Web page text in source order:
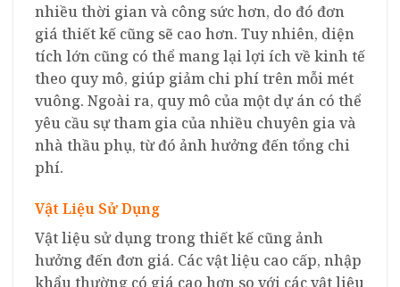
nhiều thời gian và công sức hơn, do đó đơn
giá thiết kế cũng sẽ cao hơn. Tuy nhiên, diện
tích lớn cũng có thể mang lại lợi ích về kinh tế
theo quy mô, giúp giảm chi phí trên mỗi mét
vuông. Ngoài ra, quy mô của một dự án có thể
yêu cầu sự tham gia của nhiều chuyên gia và
nhà thầu phụ, từ đó ảnh hưởng đến tổng chi
phí.
Vật Liệu Sử Dụng
Vật liệu sử dụng trong thiết kế cũng ảnh
hưởng đến đơn giá. Các vật liệu cao cấp, nhập
khẩu thường có giá cao hơn so với các vật liệu